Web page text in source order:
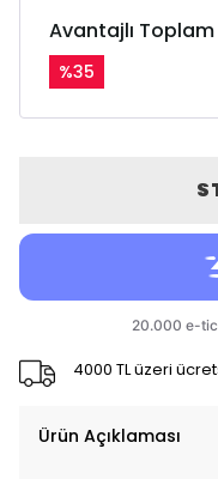
Avantajlı Toplam
%35
4000 TL üzeri
Ürün Açıklaması